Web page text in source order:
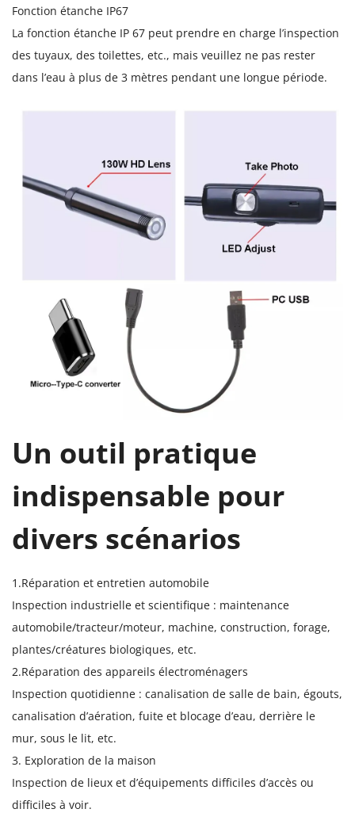
Fonction étanche IP67
La fonction étanche IP 67 peut prendre en charge l’inspection
des tuyaux, des toilettes, etc., mais veuillez ne pas rester
dans l’eau à plus de 3 mètres pendant une longue période.
Un outil pratique
indispensable pour
divers scénarios
1.Réparation et entretien automobile
Inspection industrielle et scientifique : maintenance
automobile/tracteur/moteur, machine, construction, forage,
plantes/créatures biologiques, etc.
2.Réparation des appareils électroménagers
Inspection quotidienne : canalisation de salle de bain, égouts,
canalisation d’aération, fuite et blocage d’eau, derrière le
mur, sous le lit, etc.
3. Exploration de la maison
Inspection de lieux et d’équipements difficiles d’accès ou
difficiles à voir.